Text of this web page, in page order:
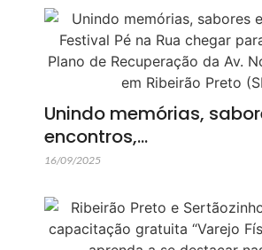
Unindo memórias,
encontros,…
16/09/2025